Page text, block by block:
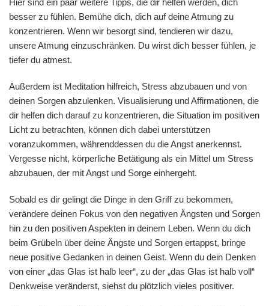
besser zu fühlen. Bemühe dich, dich auf deine Atmung zu
konzentrieren. Wenn wir besorgt sind, tendieren wir dazu,
unsere Atmung einzuschränken. Du wirst dich besser fühlen, je
tiefer du atmest.
Außerdem ist Meditation hilfreich, Stress abzubauen und von
deinen Sorgen abzulenken. Visualisierung und Affirmationen, die
dir helfen dich darauf zu konzentrieren, die Situation im positiven
Licht zu betrachten, können dich dabei unterstützen
voranzukommen, währenddessen du die Angst anerkennst.
Vergesse nicht, körperliche Betätigung als ein Mittel um Stress
abzubauen, der mit Angst und Sorge einhergeht.
Sobald es dir gelingt die Dinge in den Griff zu bekommen,
verändere deinen Fokus von den negativen Ängsten und Sorgen
hin zu den positiven Aspekten in deinem Leben. Wenn du dich
beim Grübeln über deine Ängste und Sorgen ertappst, bringe
neue positive Gedanken in deinen Geist. Wenn du dein Denken
von einer „das Glas ist halb leer“, zu der „das Glas ist halb voll“
Denkweise veränderst, siehst du plötzlich vieles positiver.